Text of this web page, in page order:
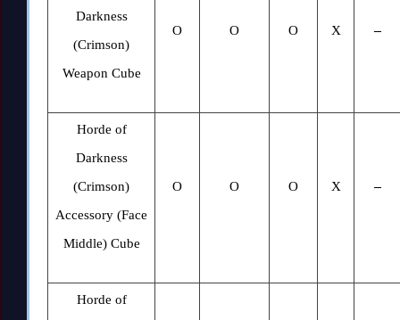
Darkness
(Crimson)
Weapon Cube
O O O X –
Horde of
Darkness
(Crimson)
Accessory (Face
Middle) Cube
O O O X –
Horde of